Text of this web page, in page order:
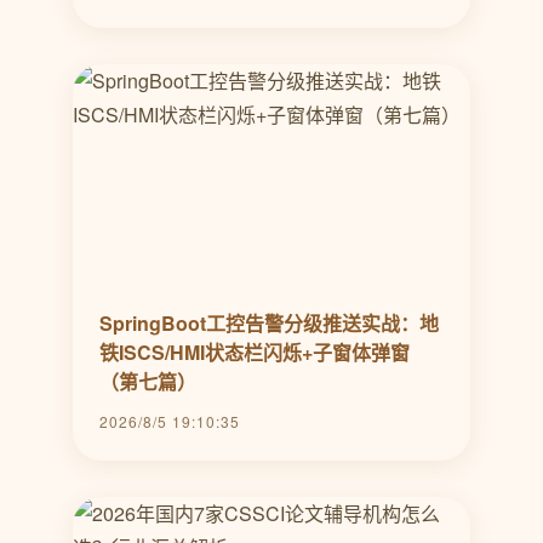
SpringBoot工控告警分级推送实战：地
铁ISCS/HMI状态栏闪烁+子窗体弹窗
（第七篇）
2026/8/5 19:10:35